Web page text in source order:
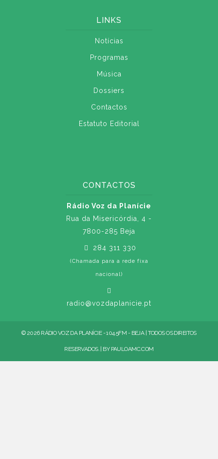
LINKS
Notícias
Programas
Música
Dossiers
Contactos
Estatuto Editorial
CONTACTOS
Rádio Voz da Planície
Rua da Misericórdia, 4 -
7800-285 Beja
284 311 330
(Chamada para a rede fixa
nacional)
radio@vozdaplanicie.pt
© 2026 RÁDIO VOZ DA PLANÍCIE - 104.5FM - BEJA | TODOS OS DIREITOS
RESERVADOS. | BY PAULOAMC.COM